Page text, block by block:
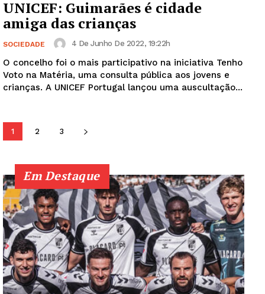
Institucional
Artigos
Edição Digital
Grande Entrevista
Quero ser Assinante
UNICEF: Guimarães é cidade
amiga das crianças
SOCIEDADE 4 De Junho De 2022, 19:22h
O concelho foi o mais participativo na iniciativa Tenho
Voto na Matéria, uma consulta pública aos jovens e
crianças. A UNICEF Portugal lançou uma auscultação...
1 2 3
Em Destaque